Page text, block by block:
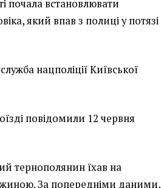
почала встановлювати
який впав з полиці у потязі
нацполіції Київської
повідомили 12 червня
тернополянин їхав на
За попередніми даними,